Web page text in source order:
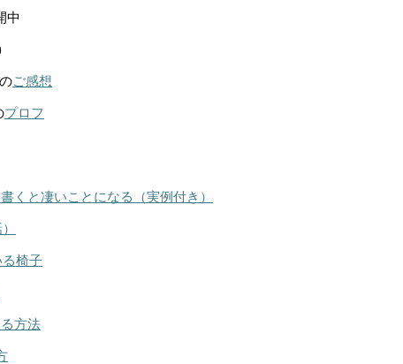
中
ご感想
プロフ
くと凄いことになる（実例付き）
る椅子
方法